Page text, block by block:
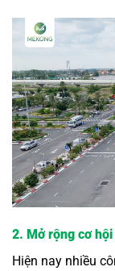
2. Mở rộng cơ
Hiện nay nhiều